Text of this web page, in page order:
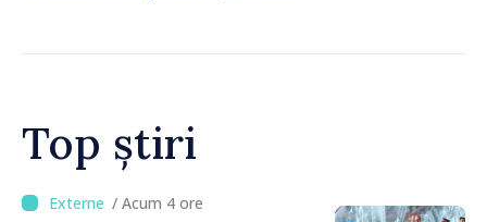
Top știri
/ Acum 51 minute